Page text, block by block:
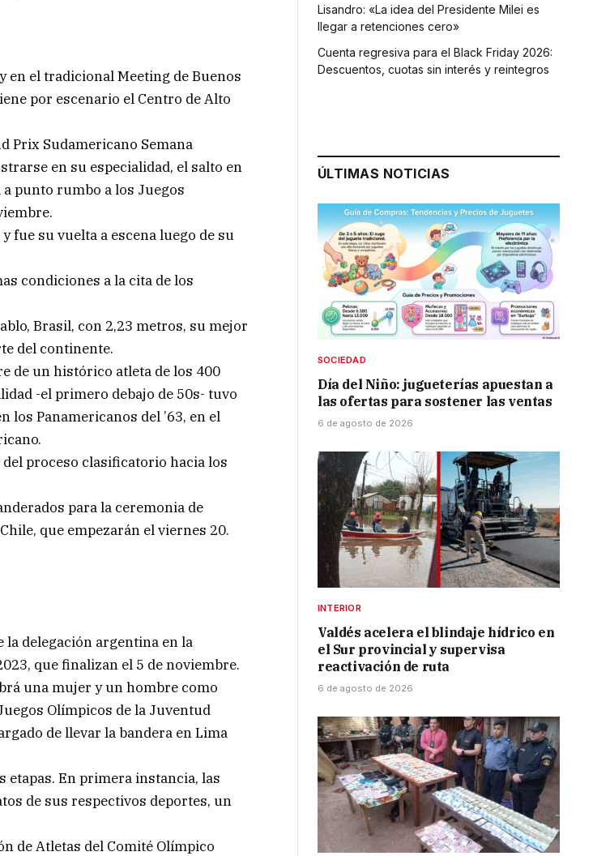
en el tradicional Meeting de Buenos
por escenario el Centro de Alto
Prix Sudamericano Semana
en su especialidad, el salto en
punto rumbo a los Juegos
fue su vuelta a escena luego de su
condiciones a la cita de los
Brasil, con 2,23 metros, su mejor
del continente.
de un histórico atleta de los 400
-el primero debajo de 50s- tuvo
los Panamericanos del ’63, en el
proceso clasificatorio hacia los
para la ceremonia de
que empezarán el viernes 20.
la delegación argentina en la
que finalizan el 5 de noviembre.
una mujer y un hombre como
Olímpicos de la Juventud
de llevar la bandera en Lima
etapas. En primera instancia, las
de sus respectivos deportes, un
de Atletas del Comité Olímpico
Lisandro: «La idea del Presidente Milei es
llegar a retenciones cero»
Cuenta regresiva para el Black Friday 2026:
Descuentos, cuotas sin interés y reintegros
ÚLTIMAS NOTICIAS
SOCIEDAD
Día del Niño: jugueterías apuestan a
las ofertas para sostener las ventas
6 de agosto de 2026
INTERIOR
Valdés acelera el blindaje hídrico en
el Sur provincial y supervisa
reactivación de ruta
6 de agosto de 2026